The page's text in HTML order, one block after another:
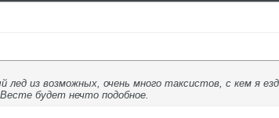
из возможных, очень много таксистов, с кем я
будет нечто подобное.